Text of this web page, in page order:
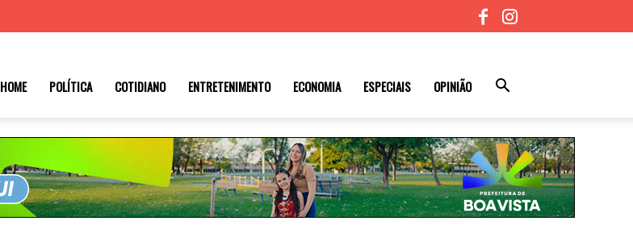
HOME POLÍTICA COTIDIANO ENTRETENIMENTO ECONOMIA ESPECIAIS OPINIÃO